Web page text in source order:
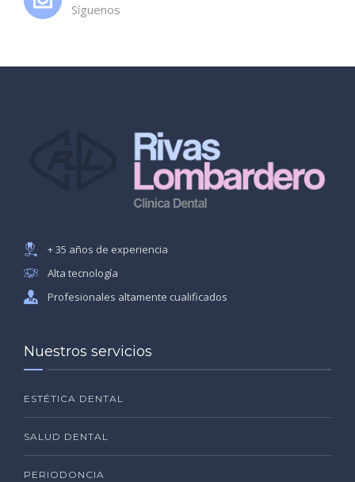
Síguenos
+ 35 años de experiencia
Alta tecnología
Profesionales altamente cualificados
Nuestros servicios
ESTÉTICA DENTAL
SALUD DENTAL
PERIODONCIA